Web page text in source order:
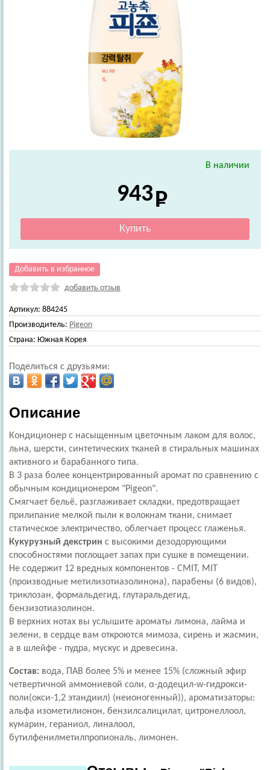
В наличии
943
Добавить в избранное
добавить отзыв
Артикул: 884245
Производитель: Pigeon
Страна: Южная Корея
Поделиться с друзьями:
Описание
Кондиционер с насыщенным цветочным лаком для волос,
льна, шерсти, синтетических тканей в стиральных машинах
активного и барабанного типа.
В 3 раза более концентрированный аромат по сравнению с
обычным кондиционером "Pigeon".
Смягчает бельё, разглаживает складки, предотвращает
прилипание мелкой пыли к волокнам ткани, снимает
статическое электричество, облегчает процесс глаженья.
Кукурузный декстрин с высокими дезодорующими
способностями поглощает запах при сушке в помещении.
Не содержит 12 вредных компонентов - CMIT, MIT
(производные метилизотиазолинона), парабены (6 видов),
триклозан, формальдегид, глутаральдегид,
бензизотиазолинон.
В верхних нотах вы услышите ароматы лимона, лайма и
зелени, в сердце вам откроются мимоза, сирень и жасмин,
а в шлейфе - пудра, мускус и древесина.
Состав: вода, ПАВ более 5% и менее 15% (сложный эфир
четвертичной аммониевой соли, α-додецил-w-гидрокси-
поли(окси-1,2 этандиил) (неионогенный)), ароматизаторы:
альфа изометилионон, бензилсалицилат, цитронеллоол,
кумарин, гераниол, линалоол,
бутилфенилметилпропиональ, лимонен.